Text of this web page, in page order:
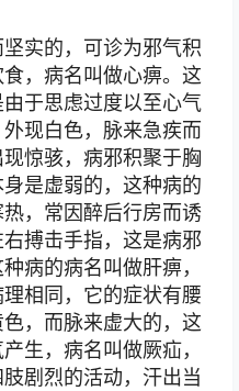
实的，可诊为邪气积
，病名叫做心痹。这
于思虑过度以至心气
现白色，脉来急疾而
惊骇，病邪积聚于胸
是虚弱的，这种病的
，常因醉后行房而诱
搏击手指，这是病邪
病的病名叫做肝痹，
相同，它的症状有腰
，而脉来虚大的，这
生，病名叫做厥疝，
剧烈的活动，汗出当